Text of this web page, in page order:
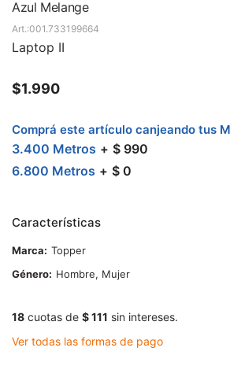
Azul Melange
001.733199664
Laptop II
$1.990
Comprá este artículo canjeando tus
3.400 Metros $ 990
6.800 Metros $ 0
Características
Marca
Topper
Género
Hombre, Mujer
18 cuotas de $ 111 sin intereses.
Ver todas las formas de pago